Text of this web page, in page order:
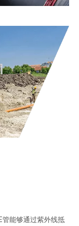
管能够通过紫外线抵